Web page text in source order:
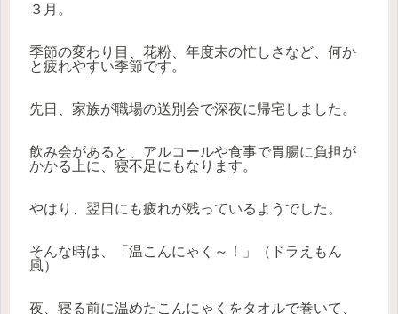
３月。
季節の変わり目、花粉、年度末の忙しさなど、何か
と疲れやすい季節です。
先日、家族が職場の送別会で深夜に帰宅しました。
飲み会があると、アルコールや食事で胃腸に負担が
かかる上に、寝不足にもなります。
やはり、翌日にも疲れが残っているようでした。
そんな時は、「温こんにゃく～！」（ドラえもん
風）
夜、寝る前に温めたこんにゃくをタオルで巻いて、